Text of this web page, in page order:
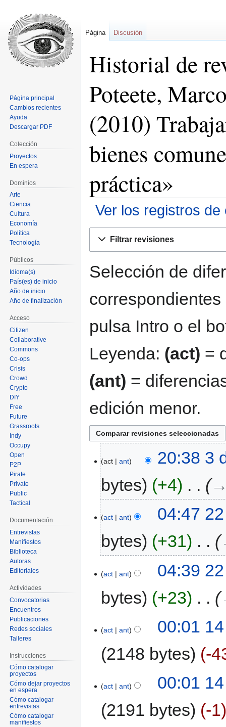
Historial de
Poteete,
(2010)
bienes
práctica»
Ver los registros de
navegación
búsqueda
Filtrar revisiones
Selección de
pulsa Intro o el
Leyenda: (act) =
(ant) =
edición menor.
act ant
20:38 3
bytes
+4
act ant
04:47
bytes
+31
act ant
04:39
bytes
+23
act ant
00:01
2148 bytes
-
act ant
00:01
2191 bytes
-1
Página Discusión
Página principal
Cambios recientes
Ayuda
Descargar PDF
Colección
Proyectos
En espera
Dominios
Arte
Ciencia
Cultura
Economía
Política
Tecnología
Públicos
Idioma(s)
País(es) de inicio
Año de inicio
Año de finalización
Acceso
Citizen
Collaborative
Commons
Co-ops
Crisis
Crowd
Crypto
DIY
Free
Future
Grassroots
Indy
Occupy
Open
P2P
Pirate
Private
Public
Tactical
Documentación
Entrevistas
Manifiestos
Biblioteca
Autoras
Editoriales
Actividades
Convocatorias
Encuentros
Publicaciones
Redes sociales
Talleres
Instrucciones
Cómo catalogar
proyectos
Cómo dejar proyectos
en espera
Cómo catalogar
entrevistas
Cómo catalogar
manifiestos